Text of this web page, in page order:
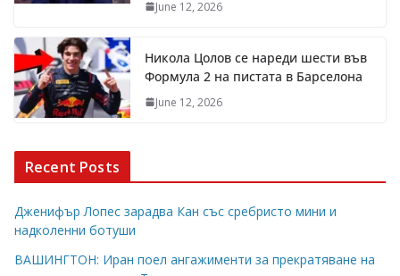
June 12, 2026
Никола Цолов се нареди шести във
Формула 2 на пистата в Барселона
June 12, 2026
Recent Posts
Дженифър Лопес зарадва Кан със сребристо мини и
надколенни ботуши
ВАШИНГТОН: Иран поел ангажименти за прекратяване на